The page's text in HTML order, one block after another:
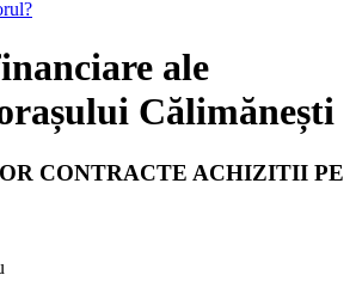
ale
Călimănești
CONTRACTE ACHIZITII PE